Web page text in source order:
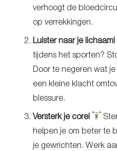
verhoogt de
op verrekkingen.
Luister naar je lichaam!
tijdens het sporten?
Door te negeren wat
een kleine klacht
blessure.
Versterk je core!
helpen je om beter te
je gewrichten. Werk